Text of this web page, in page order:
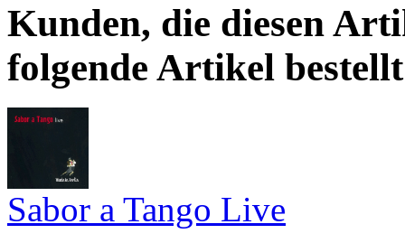
Kunden, die diesen
folgende Artikel
Sabor a Tango Live